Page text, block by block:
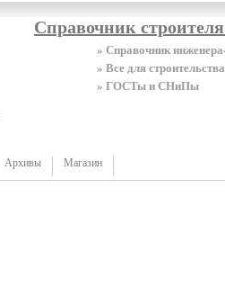
Справочник
» Справочник
» Все для строительства
» ГОСТы и СНиПы
Архивы Магазин